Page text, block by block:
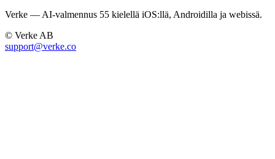
Verke — AI-valmennus 55 kielellä iOS:llä, Androidilla ja webissä.
© Verke AB
support@verke.co